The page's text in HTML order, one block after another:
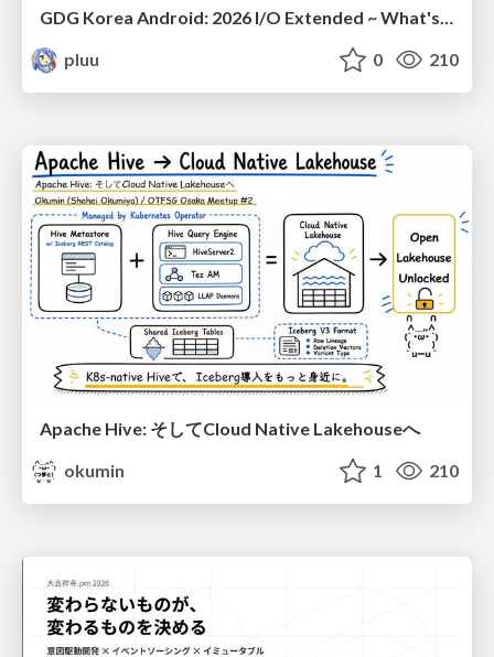
GDG Korea Android: 2026 I/O Extended ~ What's new in Android development tools
pluu
0 210
Apache Hive: そしてCloud Native Lakehouseへ
okumin
1 210